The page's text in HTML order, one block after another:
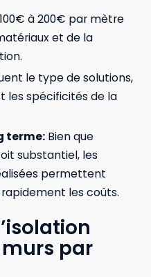
à 200€ par mètre
et de la
le type de solutions,
les spécificités de la
terme: Bien que
substantiel, les
permettent
les coûts.
par